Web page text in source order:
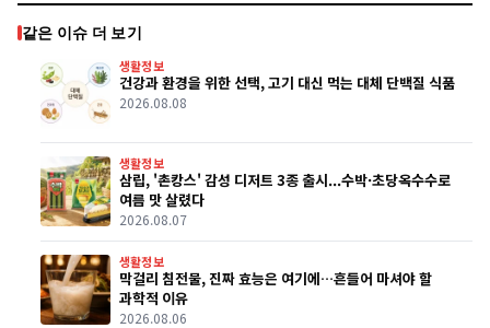
같은 이슈 더 보기
생활정보
건강과 환경을 위한 선택, 고기 대신 먹는 대체 단백질 식품
2026.08.08
생활정보
삼립, '촌캉스' 감성 디저트 3종 출시...수박·초당옥수수로
여름 맛 살렸다
2026.08.07
생활정보
막걸리 침전물, 진짜 효능은 여기에…흔들어 마셔야 할
과학적 이유
2026.08.06